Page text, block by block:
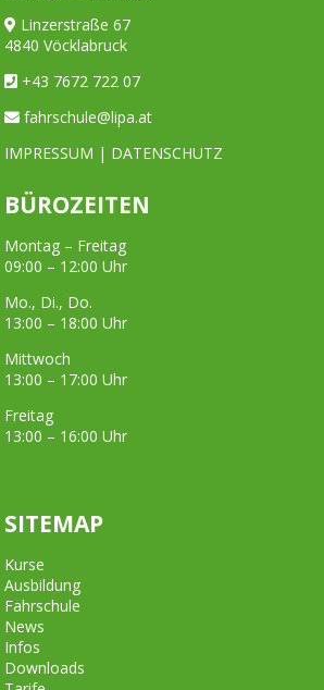
Linzerstraße 67
4840 Vöcklabruck
+43 7672 722 07
fahrschule@lipa.at
IMPRESSUM | DATENSCHUTZ
BÜROZEITEN
Montag – Freitag
09:00 – 12:00 Uhr
Mo., Di., Do.
13:00 – 18:00 Uhr
Mittwoch
13:00 – 17:00 Uhr
Freitag
13:00 – 16:00 Uhr
SITEMAP
Kurse
Ausbildung
Fahrschule
News
Infos
Downloads